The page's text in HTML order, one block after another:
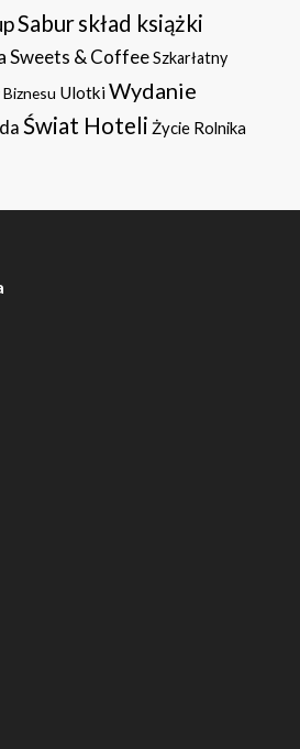
Saburskład książki
Sweets & CoffeeSzkarłatny
UlotkiWydanie
Świat Hoteli Życie Rolnika